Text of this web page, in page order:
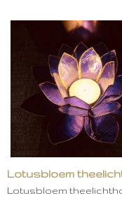
Lotusbloem
Lotusbloem